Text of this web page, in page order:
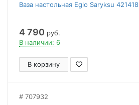
Ваза настольная Eglo Saryksu 421418
4 790 руб.
В наличии: 6
В корзину
707932